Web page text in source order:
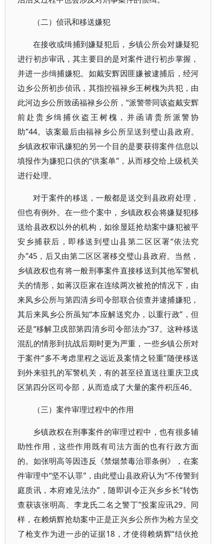
（二）侦讯和移送嫌犯
在接收或缉捕到嫌疑犯后，乡镇公所会对嫌疑犯
进行初步审讯，其主要目的是对案件进行初步掌握，
并进一步缉捕嫌犯。如戴安辉因匪嫌被逮捕后，经河
边乡公所初步侦讯，其指控福禄乡王树槐为共犯，由
此河边乡公所致函福禄乡公所，“派警带同该盗戴安辉
前赴贵乡缉捕伙盗王树槐，并函请贵所派警协
助”44。该案最后由福禄乡公所呈送到璧山县政府。
乡镇政权审讯嫌犯的另一个目的是要获得案件信息以
填报作为嫌犯口供的“供案单”，从而移交给上级机关
进行处理。
对于案件的移送，一般都是送交到县政府处理，
但也有例外。在一些个案中，乡镇政权会将嫌疑犯移
送给县政权以外的机构，如徐显廷抢劫案中嫌犯被平
安乡捕获后，即移送到璧山县第二区区署“依法究
办”45，后又由第二区区署移交璧山县政府。当然，
乡镇政权也有将一般刑事案件直接移送到其他军警机
关的情形，如蒋汉臣家在连续两次被抢的情况下，由
来凤乡公所与第四清乡司令部联合侦查并逮捕嫌犯，
其后来凤乡公所虽知“本应解送究办，以重行政”，但
还是“移解卫戍部第四清乡司令部法办”37。这种移送
混乱的情形到抗战后期时更为严重，一些乡镇公所对
于案件“多不考虑里程之远近及案情之轻重”随便移送
到外来驻扎的军警机关，有的甚至径直送往重庆卫戍
区第四分区司令部，从而造成了大量的案件积压46。
（三）案件审理过程中的作用
乡镇政权在刑事案件的审理过程中，也有很多辅
助性作用，这些作用既有司法方面的也有行政方面
的。如张明高等因违反《禁烟禁毒治罪条例》，在案
件审理中“坚不认罪”，由此璧山县政府认为“不传警到
庭质讯，本府难见法办”，随即训令正兴乡乡长“转饬
查获该张明高、李龙氏二名之警丁”投案应讯29。同
样，在赖炳辉抢劫案中正是正兴乡公所作为检方呈交
了枪支作为进一步的证据18，才使得赖炳辉“结伙抢